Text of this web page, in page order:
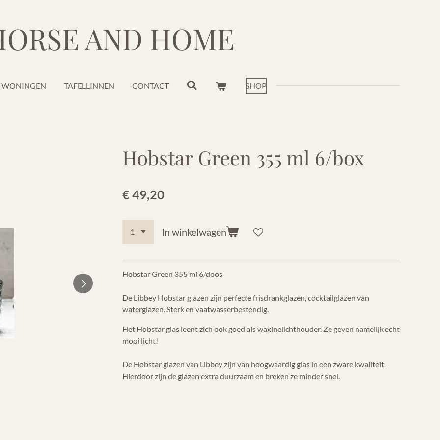
AND HOME
WONINGEN TAFELLINNEN CONTACT SHOP
Hobstar Green 355 ml 6/box
€ 49,20
In winkelwagen
Hobstar Green 355 ml 6/doos
De Libbey Hobstar glazen zijn perfecte frisdrankglazen, cocktailglazen van
waterglazen. Sterk en vaatwasserbestendig.
Het Hobstar glas leent zich ook goed als waxinelichthouder. Ze geven namelijk echt
mooi licht!
De Hobstar glazen van Libbey zijn van hoogwaardig glas in een zware kwaliteit.
Hierdoor zijn de glazen extra duurzaam en breken ze minder snel.